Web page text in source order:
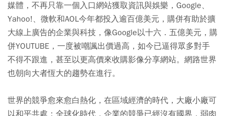
媒體，不再只靠一個入口網站獲取資訊與娛樂，Google、
Yahoo!、微軟和AOL今年都投入逾百億美元，購併有助於擴
大線上廣告的企業與科技，像Google以十六．五億美元，購
併YOUTUBE，一度被嘲諷出價過高，如今已逼得眾多對手
不得不跟進，甚至以更高價來收購影像分享網站。網路世界
也朝向大者恆大的趨勢在進行。
世界的競爭愈來愈白熱化，在區域經濟的時代，大廠小廠可
以和平共處；全球化時代，企業的競爭已經沒有國界，弱肉